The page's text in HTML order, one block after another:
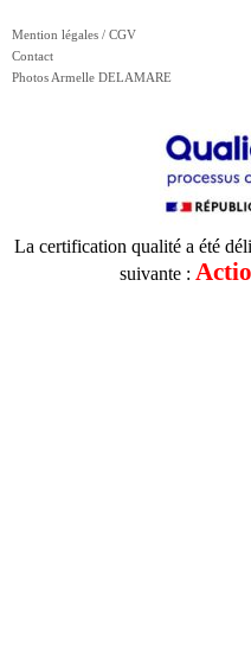
Mention légales / CGV
Contact
Photos Armelle DELAMARE
La certification qualité a été
suivante :